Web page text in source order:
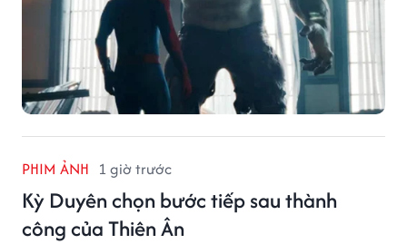
PHIM ẢNH 1 giờ trước
Kỳ Duyên chọn bước tiếp sau thành
công của Thiên Ân